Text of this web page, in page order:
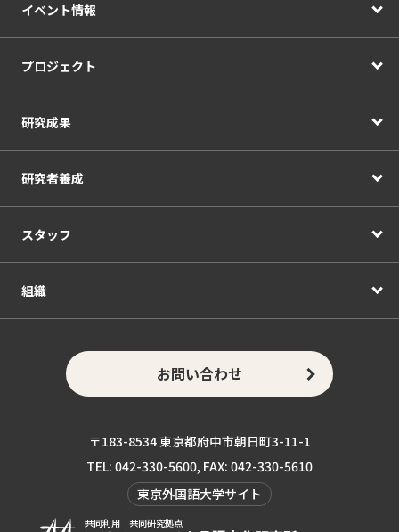
イベント情報
プロジェクト
研究成果
研究者養成
スタッフ
組織
お問い合わせ
〒183-8534 東京都府中市朝日町3-11-1
TEL: 042-330-5600, FAX: 042-330-5610
東京外国語大学サイト
共同利用 共同研究拠点